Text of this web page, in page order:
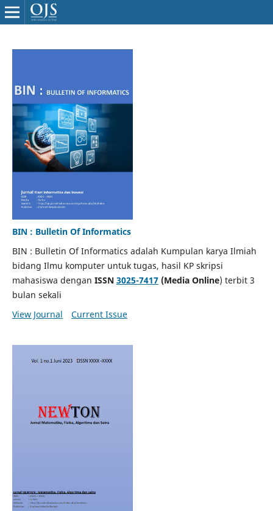
BIN : Bulletin Of Informatics
BIN : Bulletin Of Informatics adalah Kumpulan karya Ilmiah
bidang Ilmu komputer untuk tugas, hasil KP skripsi
mahasiswa dengan ISSN 3025-7417(Media Online) terbit 3
bulan sekali
View Journal
Current Issue